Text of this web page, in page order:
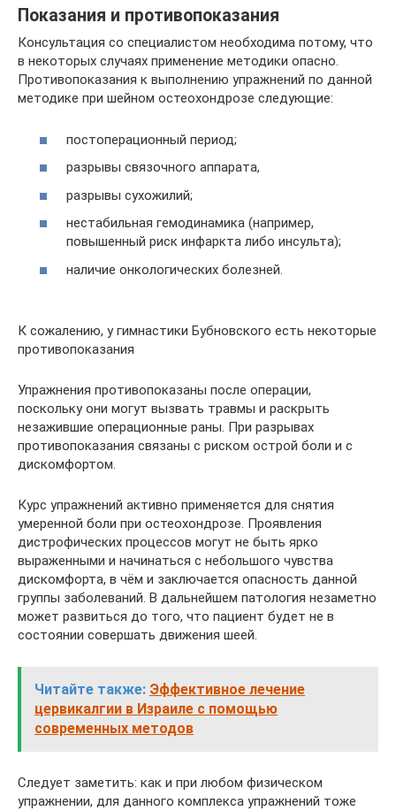
Показания и противопоказания
Консультация со специалистом необходима потому, что
в некоторых случаях применение методики опасно.
Противопоказания к выполнению упражнений по данной
методике при шейном остеохондрозе следующие:
постоперационный период;
разрывы связочного аппарата,
разрывы сухожилий;
нестабильная гемодинамика (например,
повышенный риск инфаркта либо инсульта);
наличие онкологических болезней.
К сожалению, у гимнастики Бубновского есть некоторые
противопоказания
Упражнения противопоказаны после операции,
поскольку они могут вызвать травмы и раскрыть
незажившие операционные раны. При разрывах
противопоказания связаны с риском острой боли и с
дискомфортом.
Курс упражнений активно применяется для снятия
умеренной боли при остеохондрозе. Проявления
дистрофических процессов могут не быть ярко
выраженными и начинаться с небольшого чувства
дискомфорта, в чём и заключается опасность данной
группы заболеваний. В дальнейшем патология незаметно
может развиться до того, что пациент будет не в
состоянии совершать движения шеей.
Читайте также: Эффективное лечение
цервикалгии в Израиле с помощью
современных методов
Следует заметить: как и при любом физическом
упражнении, для данного комплекса упражнений тоже